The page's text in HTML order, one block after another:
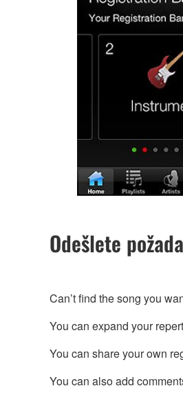
Odešlete
Can’t find the song you
You can expand your
You can share your own
You can also add